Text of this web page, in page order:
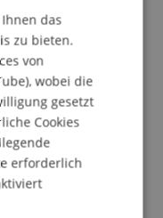
Energie AG
Ansatz
das
zu bieten.
von
wobei die
gesetzt
Cookies
erforderlich